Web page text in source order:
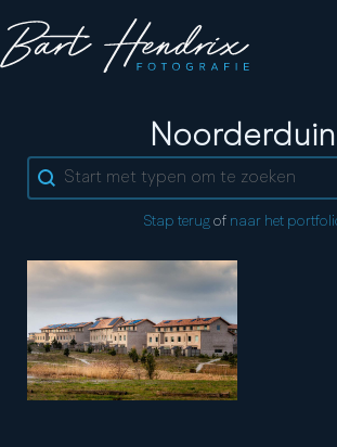
Tag:
Noorderduin
Search content
Stap terugof naar het